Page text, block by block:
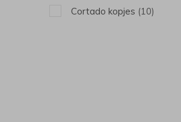
Cortado kopjes (10)